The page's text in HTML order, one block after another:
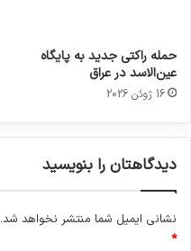
حمله راکتی جدید به پایگاه
عین‌الاسد در عراق
16 ژوئن 2026
دیدگاهتان را بنویسید
نشانی ایمیل شما منتشر نخواهد شد.
*